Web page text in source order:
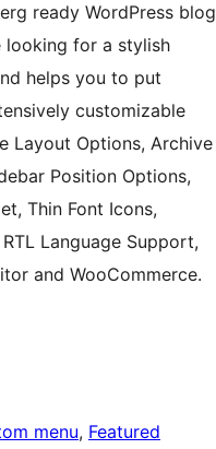
ready WordPress blog
looking for a stylish
helps you to put
customizable
Layout Options, Archive
Position Options,
Thin Font Icons,
Language Support,
and WooCommerce.
menu, Featured